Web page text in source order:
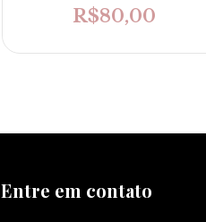
R$80,00
Entre em contato